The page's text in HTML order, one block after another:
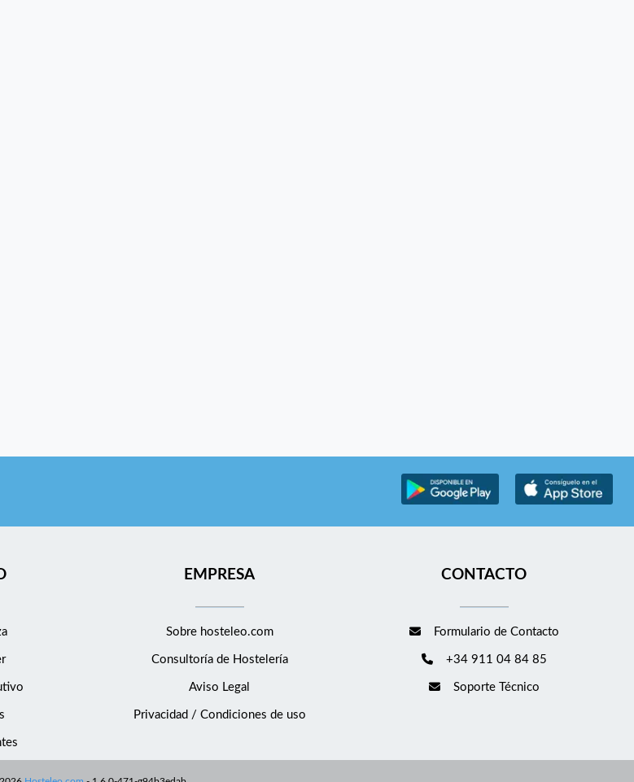
EMPRESA
Sobre hosteleo.com
Consultoría de Hostelería
Aviso Legal
Privacidad / Condiciones de uso
CONTACTO
Formulario de Contacto
+34 911 04 84 85
Soporte Técnico